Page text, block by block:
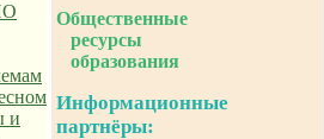
и
Общественные
ресурсы
образования
Информационные
партнёры: